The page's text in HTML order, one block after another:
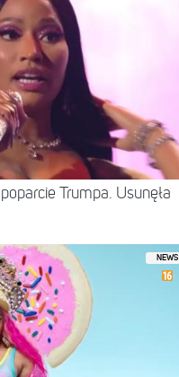
Trumpa. Usunęła
NEWS